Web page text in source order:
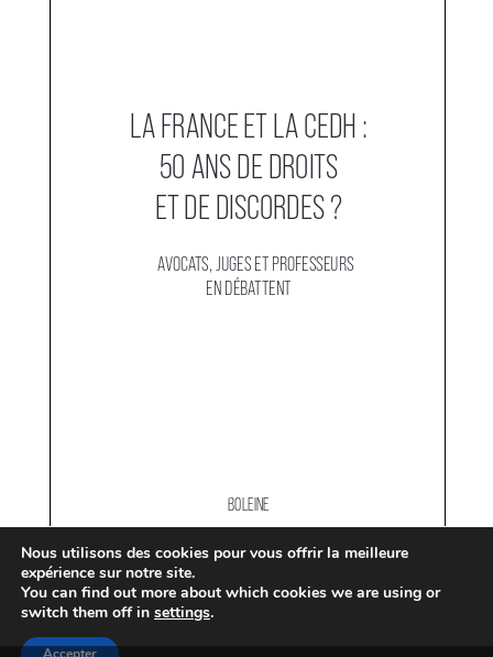
Nous utilisons des cookies pour vous offrir la meilleure
expérience sur notre site.
You can find out more about which cookies we are using or
switch them off in settings.